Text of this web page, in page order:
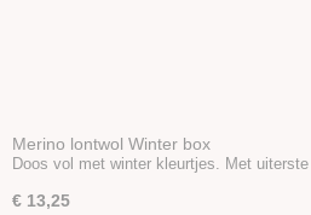
Merino lontwol Winter box
Doos vol met winter kleurtjes. Met
€ 13,25